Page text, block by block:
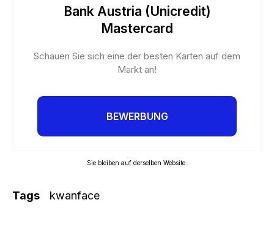
Bank Austria (Unicredit)
Mastercard
Schauen Sie sich eine der besten Karten auf dem
Markt an!
BEWERBUNG
Sie bleiben auf derselben Website.
Tags kwanface